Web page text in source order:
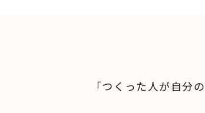
「つくった人が自分